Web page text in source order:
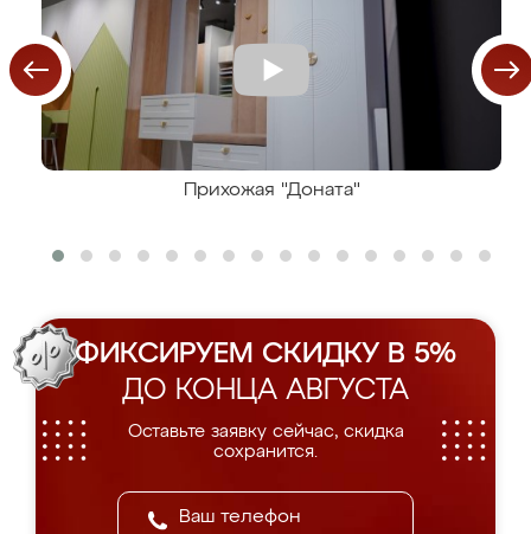
Прихожая "Доната"
ФИКСИРУЕМ СКИДКУ В 5%
ДО КОНЦА АВГУСТА
Оставьте заявку сейчас, скидка
сохранится.